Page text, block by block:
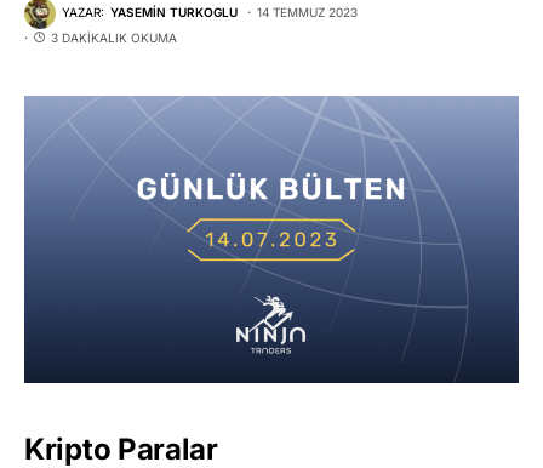
YAZAR: YASEMIN TURKOGLU
14 TEMMUZ 2023
3 DAKIKALIK OKUMA
Kripto Paralar